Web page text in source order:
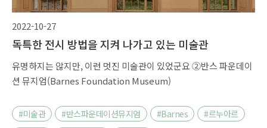
2022-10-27
독특한 전시 방법을 지켜 나가고 있는 미술관
유명하지는 않지만, 이런 멋진 미술관이 있었군요 ②반스 파운데이
션 뮤지엄(Barnes Foundation Museum)
#미술관 #반스파운데이션뮤지엄 #Barnes
#르누아르